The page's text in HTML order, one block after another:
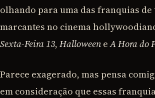
olhando para uma das franquias
marcantes no cinema
Sexta-Feira 13, Halloween eA Hora do
Parece exagerado, mas pensa
em consideração que essas